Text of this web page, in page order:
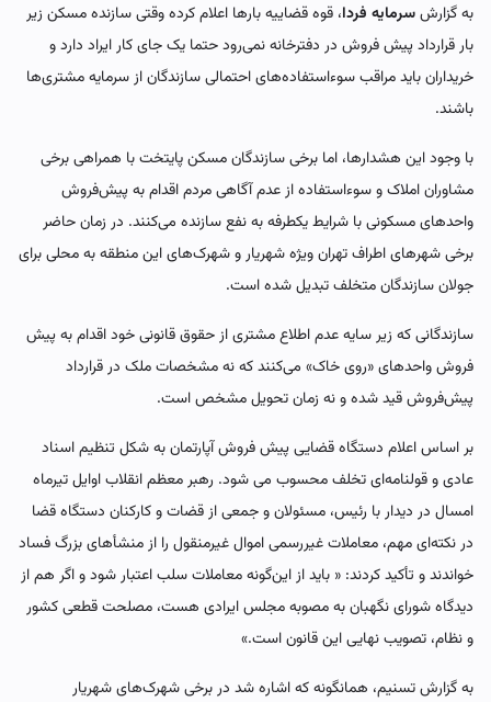
به گزارشسرمایه فردا، قوه قضاییه بارها اعلام کرده وقتی سازنده مسکن زیر
بار قرارداد پیش فروش در دفترخانه نمی‌رود حتما یک جای کار ایراد دارد و
خریداران باید مراقب سوءاستفاده‌های احتمالی سازندگان از سرمایه مشتری‌ها
باشند.
با وجود این هشدارها، اما برخی سازندگان مسکن پایتخت با همراهی برخی
مشاوران املاک و سوء‌استفاده از عدم آگاهی مردم اقدام به پیش‌فروش
واحدهای مسکونی با شرایط یکطرفه به نفع سازنده می‌کنند. در زمان حاضر
برخی شهرهای اطراف تهران ویژه شهریار و شهرک‌های این منطقه به محلی برای
جولان سازندگان متخلف تبدیل شده است.
سازندگانی که زیر سایه عدم اطلاع مشتری از حقوق قانونی خود اقدام به پیش
فروش واحدهای «روی خاک» می‌کنند که نه مشخصات ملک در قرارداد
پیش‌فروش قید شده و نه زمان تحویل مشخص است.
بر اساس اعلام دستگاه قضایی پیش فروش آپارتمان به شکل تنظیم اسناد
عادی و قولنامه‌ای تخلف محسوب می شود. رهبر معظم انقلاب اوایل تیرماه
امسال در دیدار با رئیس، مسئولان و جمعی از قضات و کارکنان دستگاه قضا
در نکته‌ای مهم، معاملات غیررسمی اموال غیرمنقول را از منشأهای بزرگ فساد
خواندند و تأکید کردند: « باید از این‌گونه معاملات سلب اعتبار شود و اگر هم از
دیدگاه شورای نگهبان به مصوبه مجلس ایرادی هست، مصلحت قطعی کشور
و نظام، تصویب نهایی این قانون است.»
به گزارش تسنیم، همانگونه که اشاره شد در برخی شهرک‌های شهریار